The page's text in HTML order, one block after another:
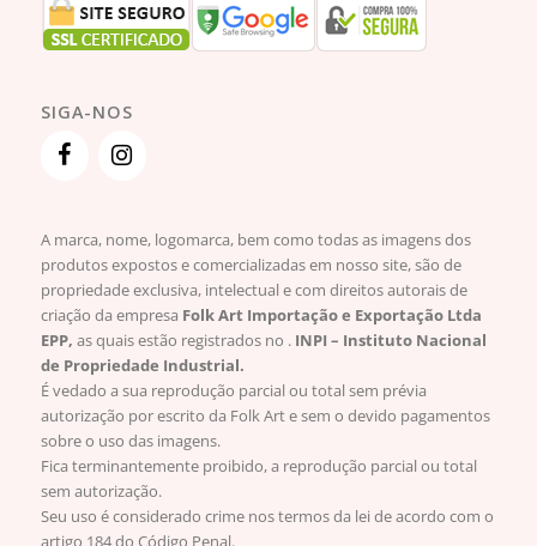
SIGA-NOS
A marca, nome, logomarca, bem como todas as imagens dos
produtos expostos e comercializadas em nosso site, são de
propriedade exclusiva, intelectual e com direitos autorais de
criação da empresa Folk Art Importação e Exportação Ltda
EPP, as quais estão registrados no . INPI – Instituto Nacional
de Propriedade Industrial.
É vedado a sua reprodução parcial ou total sem prévia
autorização por escrito da Folk Art e sem o devido pagamentos
sobre o uso das imagens.
Fica terminantemente proibido, a reprodução parcial ou total
sem autorização.
Seu uso é considerado crime nos termos da lei de acordo com o
artigo 184 do Código Penal.